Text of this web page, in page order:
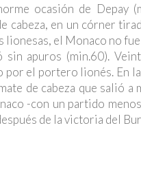
ocasión de Depay
cabeza, en un córner
lionesas, el Monaco no
apuros (min.60).
por el portero lionés. En
de cabeza que salió
-con un partido
de la victoria del